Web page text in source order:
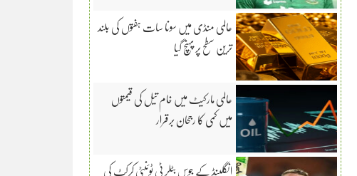
عالمی منڈی میں سونا سات ہفتوں کی بلند
ترین سطح پر پہنچ گیا
عالمی مارکیٹ میں خام تیل کی قیمتوں
میں کمی کا رجحان برقرار